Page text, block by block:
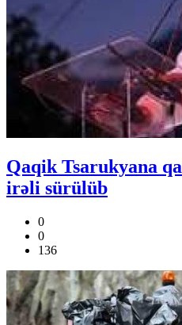
Qaqik Tsarukyana
irəli sürülüb
0
0
136